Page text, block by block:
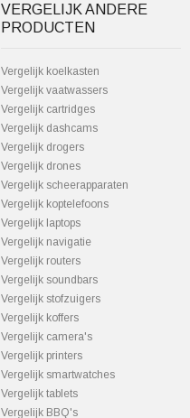
VERGELIJK ANDERE
PRODUCTEN
Vergelijk koelkasten
Vergelijk vaatwassers
Vergelijk cartridges
Vergelijk dashcams
Vergelijk drogers
Vergelijk drones
Vergelijk scheerapparaten
Vergelijk koptelefoons
Vergelijk laptops
Vergelijk navigatie
Vergelijk routers
Vergelijk soundbars
Vergelijk stofzuigers
Vergelijk koffers
Vergelijk camera's
Vergelijk printers
Vergelijk smartwatches
Vergelijk tablets
Vergelijk BBQ's